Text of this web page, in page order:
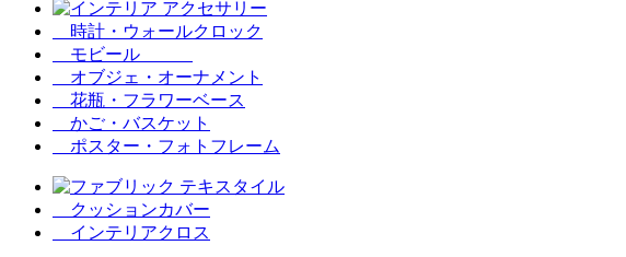
時計・ウォールクロック
モビール
オブジェ・オーナメント
花瓶・フラワーベース
かご・バスケット
ポスター・フォトフレーム
クッションカバー
インテリアクロス